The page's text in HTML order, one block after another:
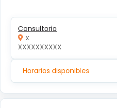
Consultorio
x
XXXXXXXXXX
Horarios disponibles